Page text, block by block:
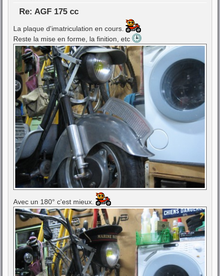
Re: AGF 175 cc
La plaque d'imatriculation en cours.
Reste la mise en forme, la finition, etc
Avec un 180° c'est mieux.